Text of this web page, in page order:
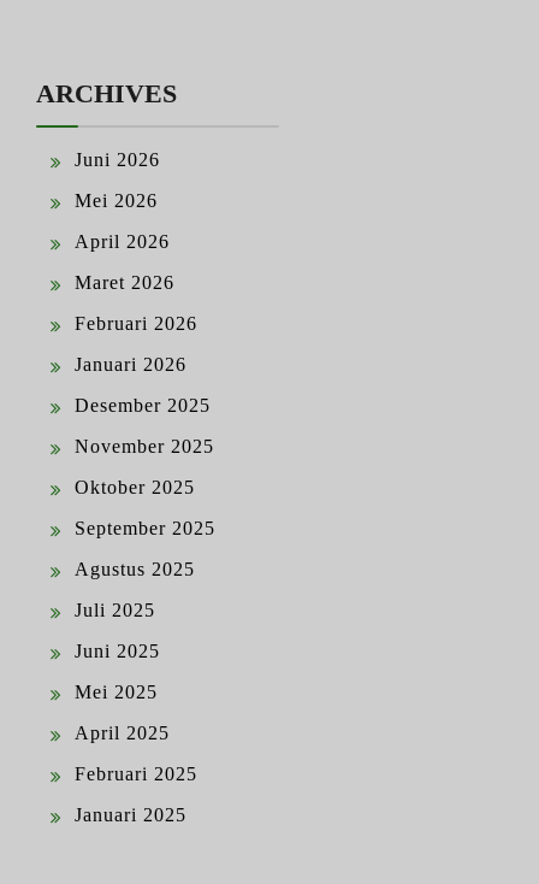
ARCHIVES
Juni 2026
Mei 2026
April 2026
Maret 2026
Februari 2026
Januari 2026
Desember 2025
November 2025
Oktober 2025
September 2025
Agustus 2025
Juli 2025
Juni 2025
Mei 2025
April 2025
Februari 2025
Januari 2025